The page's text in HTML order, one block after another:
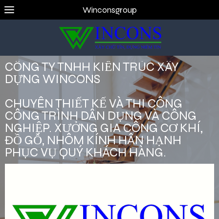
Winconsgroup
CÔNG TY TNHH KIẾN TRÚC XÂY
DỰNG WINCONS
CHUYÊN THIẾT KẾ VÀ THI CÔNG
CÔNG TRÌNH DÂN DỤNG VÀ CÔNG
NGHIỆP. XƯỞNG GIA CÔNG CƠ KHÍ,
ĐỒ GỖ, NHÔM KÍNH HÂN HẠNH
PHỤC VỤ QUÝ KHÁCH HÀNG.